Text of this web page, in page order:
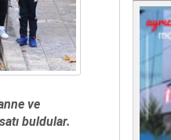
ve
buldular.